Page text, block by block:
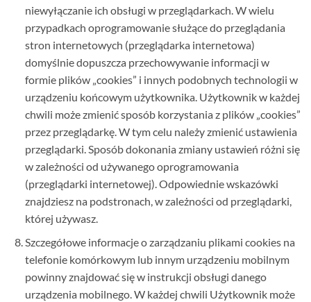
niewyłączanie ich obsługi w przeglądarkach. W wielu
przypadkach oprogramowanie służące do przeglądania
stron internetowych (przeglądarka internetowa)
domyślnie dopuszcza przechowywanie informacji w
formie plików „cookies” i innych podobnych technologii w
urządzeniu końcowym użytkownika. Użytkownik w każdej
chwili może zmienić sposób korzystania z plików „cookies”
przez przeglądarkę. W tym celu należy zmienić ustawienia
przeglądarki. Sposób dokonania zmiany ustawień różni się
w zależności od używanego oprogramowania
(przeglądarki internetowej). Odpowiednie wskazówki
znajdziesz na podstronach, w zależności od przeglądarki,
której używasz.
Szczegółowe informacje o zarządzaniu plikami cookies na
telefonie komórkowym lub innym urządzeniu mobilnym
powinny znajdować się w instrukcji obsługi danego
urządzenia mobilnego. W każdej chwili Użytkownik może